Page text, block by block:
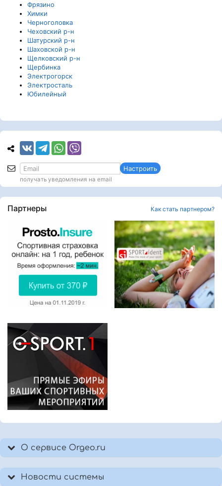
Фрязино
Химки
Черноголовка
Чеховский р-н
Шатурский р-н
Шаховской р-н
Щелковский р-н
Щербинка
Электрогорск
Электросталь
Юбилейный
Настроить
получать уведомления на email
Партнеры Как стать партнером?
О сервисе Orgeo.ru
Новости системы